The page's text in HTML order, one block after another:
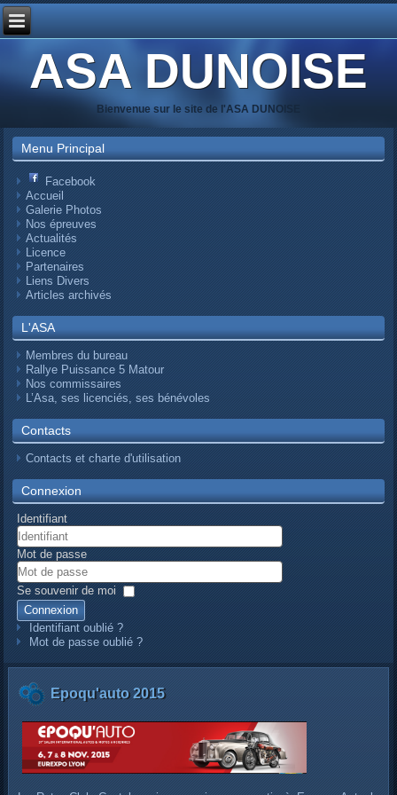
ASA DUNOISE
Bienvenue sur le site de l'ASA DUNOISE
Menu Principal
Facebook
Accueil
Galerie Photos
Nos épreuves
Actualités
Licence
Partenaires
Liens Divers
Articles archivés
L'ASA
Membres du bureau
Rallye Puissance 5 Matour
Nos commissaires
L’Asa, ses licenciés, ses bénévoles
Contacts
Contacts et charte d'utilisation
Connexion
Identifiant
Mot de passe
Se souvenir de moi
Connexion
Identifiant oublié ?
Mot de passe oublié ?
Epoqu'auto 2015